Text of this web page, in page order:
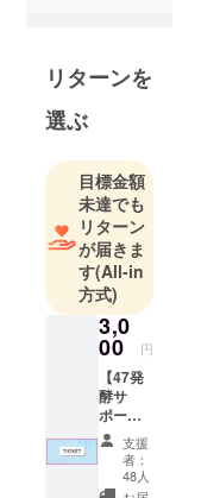
す。
渋谷ヒカリ
エ d47
MUSEUM 展
示会
Fermentatio
n Tourism
NIPPON
〜発酵から
再発見する
日本の旅〜
【会期】
2019年
4/26〜7/8
リターンを
選ぶ
目標金額
未達でも
リターン
が届きま
す(All-in
方式)
3,0
00 円
【47発
酵サ
ポー
ター限
定チ
ケッ
ト】 入
支援
者：
48人